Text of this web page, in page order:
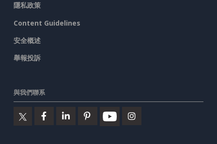
隱私政策
Content Guidelines
安全概述
舉報投訴
與我們聯系